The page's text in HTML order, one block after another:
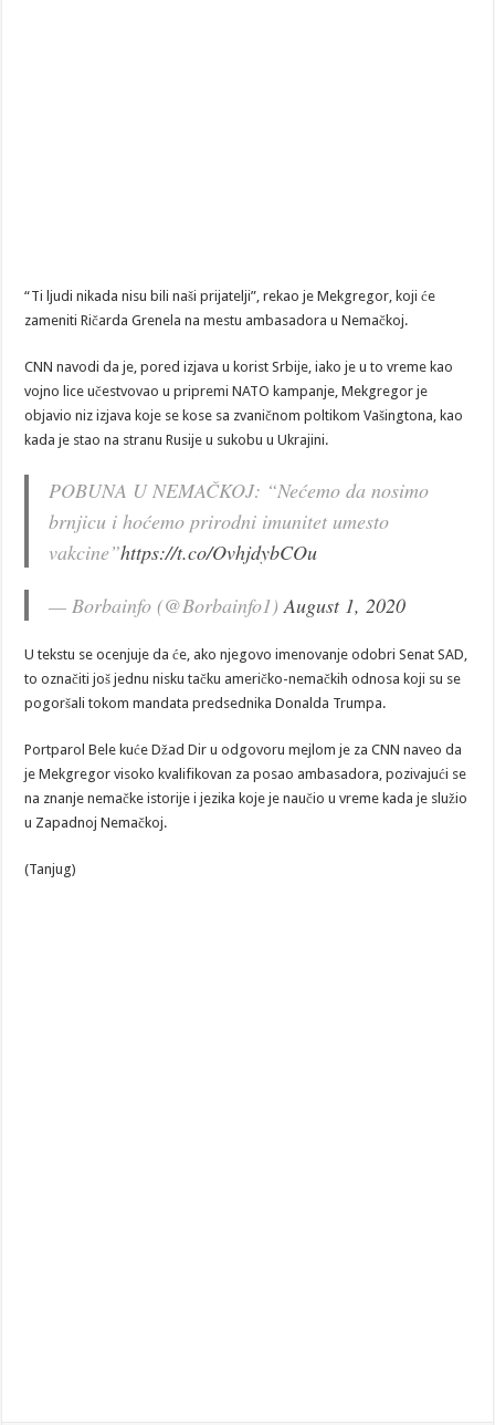
“Ti ljudi nikada nisu bili naši prijatelji”, rekao je Mekgregor, koji će
zameniti Ričarda Grenela na mestu ambasadora u Nemačkoj.
CNN navodi da je, pored izjava u korist Srbije, iako je u to vreme kao
vojno lice učestvovao u pripremi NATO kampanje, Mekgregor je
objavio niz izjava koje se kose sa zvaničnom poltikom Vašingtona, kao
kada je stao na stranu Rusije u sukobu u Ukrajini.
POBUNA U NEMAČKOJ: “Nećemo da nosimo
brnjicu i hoćemo prirodni imunitet umesto
vakcine”https://t.co/OvhjdybCOu
— Borbainfo (@Borbainfo1)August 1, 2020
U tekstu se ocenjuje da će, ako njegovo imenovanje odobri Senat SAD,
to označiti još jednu nisku tačku američko-nemačkih odnosa koji su se
pogoršali tokom mandata predsednika Donalda Trumpa.
Portparol Bele kuće Džad Dir u odgovoru mejlom je za CNN naveo da
je Mekgregor visoko kvalifikovan za posao ambasadora, pozivajući se
na znanje nemačke istorije i jezika koje je naučio u vreme kada je služio
u Zapadnoj Nemačkoj.
(Tanjug)